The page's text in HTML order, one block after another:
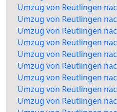
Umzug von Reutlingen
Umzug von Reutlingen
Umzug von Reutlingen
Umzug von Reutlingen
Umzug von Reutlingen
Umzug von Reutlingen
Umzug von Reutlingen
Umzug von Reutlingen
Umzug von Reutlingen